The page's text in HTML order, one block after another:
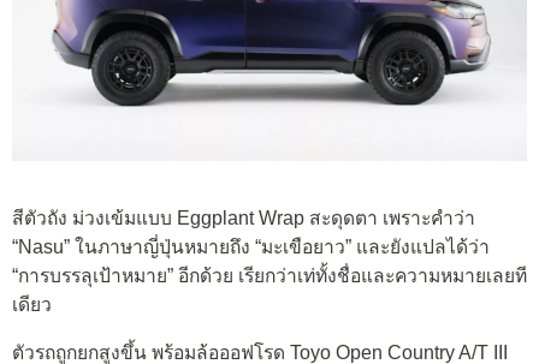
สีตัวถัง ม่วงเข้มแบบ Eggplant Wrap สะดุดตา เพราะคำว่า
“Nasu” ในภาษาญี่ปุ่นหมายถึง “มะเขือยาว” และยังแปลได้ว่า
“การบรรลุเป้าหมาย” อีกด้วย เรียกว่าเท่ทั้งชื่อและความหมายเลยที
เดียว
ตัวรถถูกยกสูงขึ้น พร้อมล้อออฟโรด Toyo Open Country A/T III